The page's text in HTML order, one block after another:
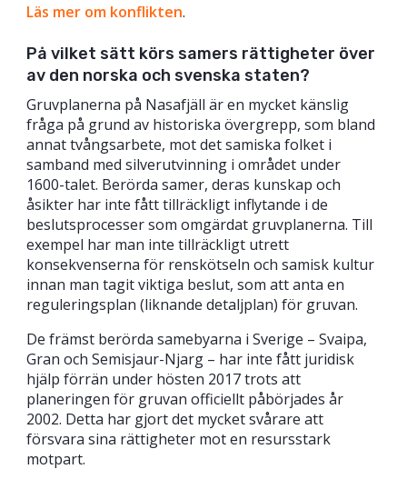
Läs mer om konflikten.
På vilket sätt körs samers rättigheter över
av den norska och svenska staten?
Gruvplanerna på Nasafjäll är en mycket känslig
fråga på grund av historiska övergrepp, som bland
annat tvångsarbete, mot det samiska folket i
samband med silverutvinning i området under
1600-talet. Berörda samer, deras kunskap och
åsikter har inte fått tillräckligt inflytande i de
beslutsprocesser som omgärdat gruvplanerna. Till
exempel har man inte tillräckligt utrett
konsekvenserna för renskötseln och samisk kultur
innan man tagit viktiga beslut, som att anta en
reguleringsplan (liknande detaljplan) för gruvan.
De främst berörda samebyarna i Sverige – Svaipa,
Gran och Semisjaur-Njarg – har inte fått juridisk
hjälp förrän under hösten 2017 trots att
planeringen för gruvan officiellt påbörjades år
2002. Detta har gjort det mycket svårare att
försvara sina rättigheter mot en resursstark
motpart.